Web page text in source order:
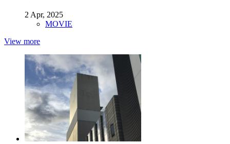
2 Apr, 2025
MOVIE
View more